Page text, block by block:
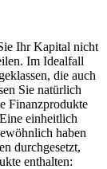
Ihr Kapital nicht
Im Idealfall
die auch
Sie natürlich
Finanzprodukte
einheitlich
haben
durchgesetzt,
enthalten: